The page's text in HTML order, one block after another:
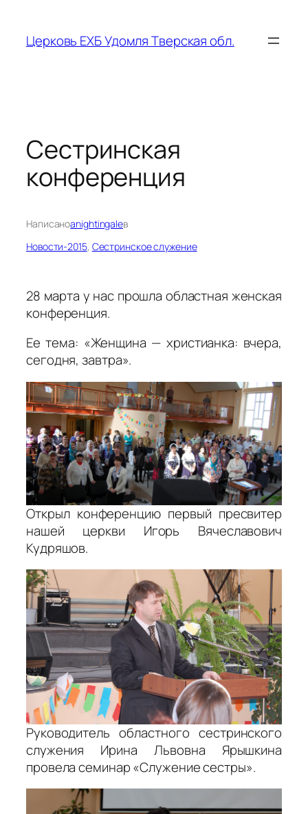
содержимому
Церковь ЕХБ Удомля Тверская обл.
Сестринская
конференция
Написаноanightingaleв
Новости-2015, Сестринское служение
28 марта у нас прошла областная женская
конференция.
Ее тема: «Женщина — христианка: вчера,
сегодня, завтра».
Открыл конференцию первый пресвитер
нашей церкви Игорь Вячеславович
Кудряшов.
Руководитель областного сестринского
служения Ирина Львовна Ярышкина
провела семинар «Служение сестры».